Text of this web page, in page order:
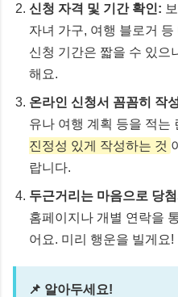
신청 자격 및 기간 확인:
자녀 가구, 여행 블로거
신청 기간은 짧을 수 있으
해요.
온라인 신청서 꼼꼼히 작
유나 여행 계획 등을 적는
진정성 있게 작성하는 것
랍니다.
두근거리는 마음으로 당
홈페이지나 개별 연락을
어요. 미리 행운을 빌게요!
📌 알아두세요!